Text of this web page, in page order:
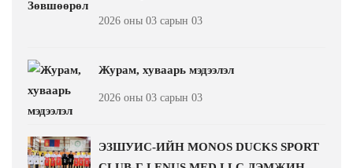
2026 оны 03 сарын 03
Журам, хуваарь мэдээлэл
2026 оны 03 сарын 03
ЭЗШУИС-ИЙН MONOS DUCKS SPORT